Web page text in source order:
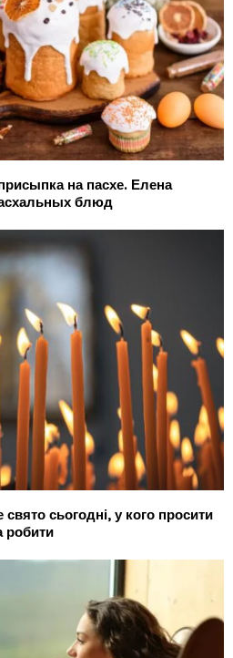
на пасхе. Елена
блюд
сьогодні, у кого просити
робити